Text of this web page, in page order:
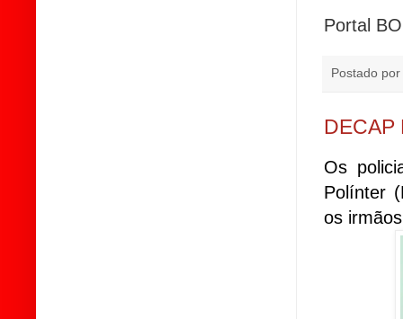
Portal BO
Postado por
DECAP
Os
Polínter
os